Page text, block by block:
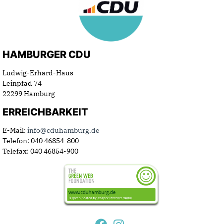
HAMBURGER CDU
Ludwig-Erhard-Haus
Leinpfad 74
22299 Hamburg
ERREICHBARKEIT
E-Mail: info@cduhamburg.de
Telefon: 040 46854-800
Telefax: 040 46854-900